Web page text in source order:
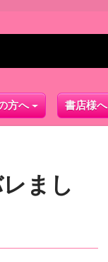
方へ 書店様へ
まし